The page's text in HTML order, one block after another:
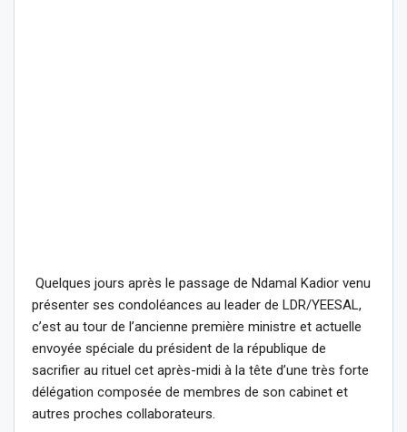
Quelques jours après le passage de Ndamal Kadior venu
présenter ses condoléances au leader de LDR/YEESAL,
c’est au tour de l’ancienne première ministre et actuelle
envoyée spéciale du président de la république de
sacrifier au rituel cet après-midi à la tête d’une très forte
délégation composée de membres de son cabinet et
autres proches collaborateurs.